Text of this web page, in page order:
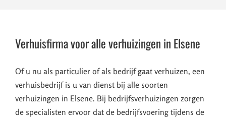
Verhuisfirma voor alle verhuizingen in Elsene
Of u nu als particulier of als bedrijf gaat verhuizen, een
verhuisbedrijf is u van dienst bij alle soorten
verhuizingen in Elsene. Bij bedrijfsverhuizingen zorgen
de specialisten ervoor dat de bedrijfsvoering tijdens de